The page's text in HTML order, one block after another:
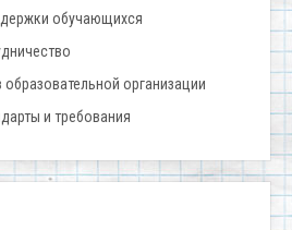
обучающихся
образовательной организации
и требования